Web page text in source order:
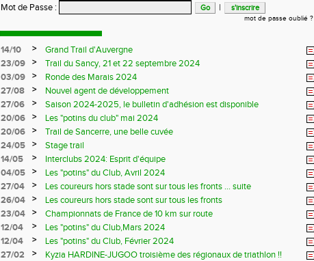
Mot de Passe : |
mot de passe oublié ?
14/10 >
Grand Trail d'Auvergne
23/09
>
Trail du Sancy, 21 et 22 septembre 2024
03/09
>
Ronde des Marais 2024
27/08
>
Nouvel agent de développement
27/06
>
Saison 2024-2025, le bulletin d'adhésion est disponible
20/06
>
Les "potins du club" mai 2024
20/06
>
Trail de Sancerre, une belle cuvée
24/05
>
Stage trail
14/05
>
Interclubs 2024: Esprit d'équipe
04/05
>
Les "potins" du Club, Avril 2024
27/04
>
Les coureurs hors stade sont sur tous les fronts ... suite
26/04
>
Les coureurs hors stade sont sur tous les fronts
23/04
>
Championnats de France de 10 km sur route
12/04
>
Les "potins" du Club,Mars 2024
12/04
>
Les "potins" du Club, Février 2024
27/02
>
Kyzia HARDINE-JUGOO troisième des régionaux de triathlon !!